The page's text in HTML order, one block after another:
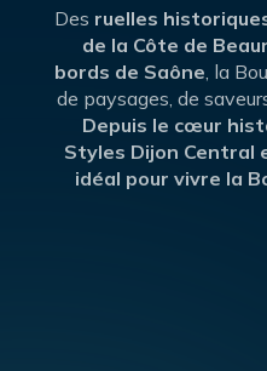
Des ruelles
de la Côte de
bords de Saône , la
de paysages, de
Depuis le cœur
Styles Dijon Central
idéal pour vivre la